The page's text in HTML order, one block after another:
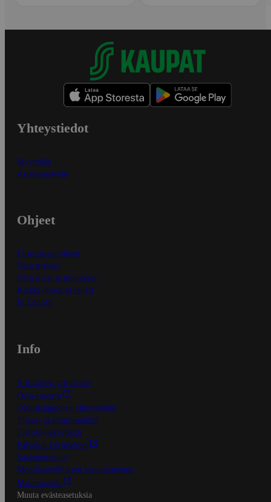
Yhteystiedot
Myymälät
Asiakaspalvelu
Ohjeet
Ensitilaajan ohjeet
Näin maksat
Näin tilaat ja muokkaat
Kaikki ohjeet ja vinkit
In English
Info
S-Business yrityksille
Oiva-raportit
Osuuskauppojen yhteystiedot
Tilaus- ja toimitusehdot
Tietosuojakäytäntö
Palvelun käyttöehdot
Saavutettavuus
Mobiilisovelluksen saavutettavuus
Mainostajalle
Muuta evästeasetuksia